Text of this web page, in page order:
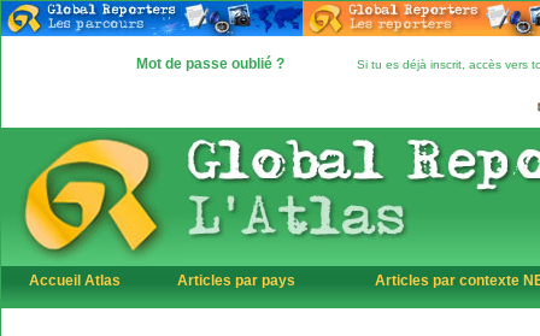
Mot de passe oublié ? Si tu es déjà inscrit, accès vers
Accueil Atlas Articles par pays Articles par contexte